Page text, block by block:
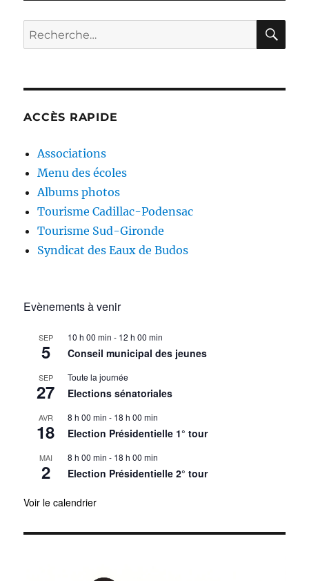
Recherche
pour :
ACCÈS RAPIDE
Associations
Menu des écoles
Albums photos
Tourisme Cadillac-Podensac
Tourisme Sud-Gironde
Syndicat des Eaux de Budos
Evènements à venir
SEP
5
10 h 00 min - 12 h 00 min
Conseil municipal des jeunes
SEP
27
Toute la journée
Elections sénatoriales
AVR
18
8 h 00 min - 18 h 00 min
Election Présidentielle 1° tour
MAI
2
8 h 00 min - 18 h 00 min
Election Présidentielle 2° tour
Voir le calendrier